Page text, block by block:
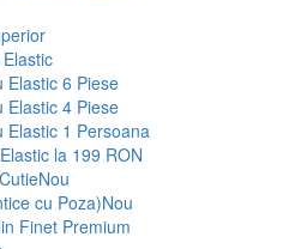
Elastic 6 Piese
Elastic 4 Piese
Elastic 1 Persoana
la 199 RON
Nou
cu Poza)Nou
Finet Premium